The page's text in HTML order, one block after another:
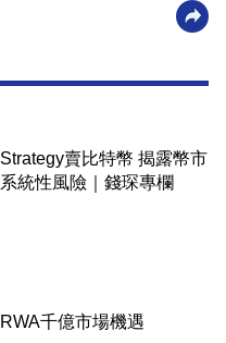
Strategy賣比特幣 揭露幣市
系統性風險｜錢琛專欄
RWA千億市場機遇